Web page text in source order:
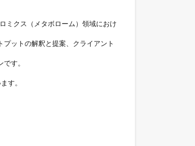
ミクス（メタボローム）領域におけ
ットの解釈と提案、クライアント
す。
す。